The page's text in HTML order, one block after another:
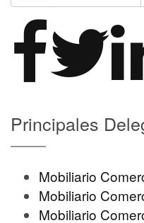
Principales
Mobiliario
Mobiliario
Mobiliario